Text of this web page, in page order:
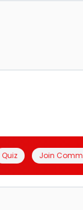
Quiz Join